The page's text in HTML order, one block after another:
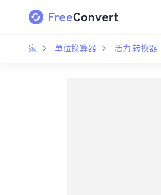
家 单位换算器 活力 转换器